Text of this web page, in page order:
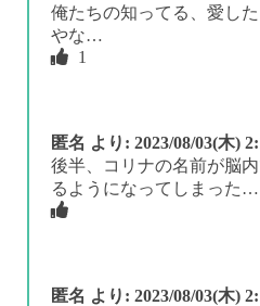
俺たちの知ってる、愛し
やな…
1
匿名 より: 2023/08/03(木)
後半、コリナの名前が脳
るようになってしまった
匿名 より: 2023/08/03(木)